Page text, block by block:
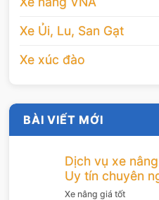
Xe Ủi, Lu, San Gạt
Xe xúc đào
BÀI VIẾT MỚI
Dịch vụ xe nâng
Uy tín chuyên
Xe nâng giá tốt